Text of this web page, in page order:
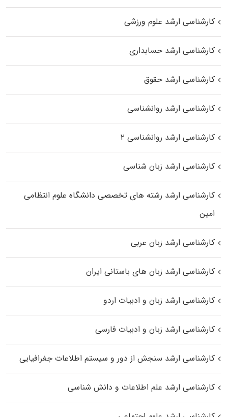
کارشناسی ارشد علوم ورزشی
کارشناسی ارشد حسابداری
کارشناسی ارشد حقوق
کارشناسی ارشد روانشناسی
کارشناسی ارشد روانشناسی ۲
کارشناسی ارشد زبان شناسی
کارشناسی ارشد رﺷﺘﻪ ﻫﺎی تخصصی داﻧﺸﮕﺎه ﻋﻠﻮم انتظامی
اﻣﻴﻦ
کارشناسی ارشد زبان عربی
کارشناسی ارشد زبان‌ های باستانی ایران
کارشناسی ارشد زبان و ادبیات اردو
کارشناسی ارشد زبان و ادبیات فارسی
کارشناسی ارشد سنجش از دور و سیستم اطلاعات جغرافیایی
کارشناسی ارشد علم اطلاعات و دانش شناسی